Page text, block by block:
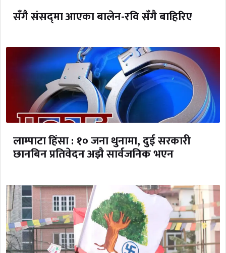
सँगै संसद्‌मा आएका बालेन-रवि सँगै बाहिरिए
लाम्पाटा हिंसा : १० जना थुनामा, दुई सरकारी
छानबिन प्रतिवेदन अझै सार्वजनिक भएन